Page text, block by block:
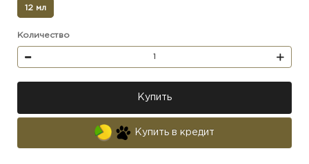
12 мл
Количество
Купить
Купить в кредит